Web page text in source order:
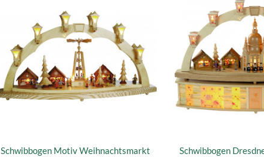
Schwibbogen Motiv Weihnachtsmarkt
Schwibbogen